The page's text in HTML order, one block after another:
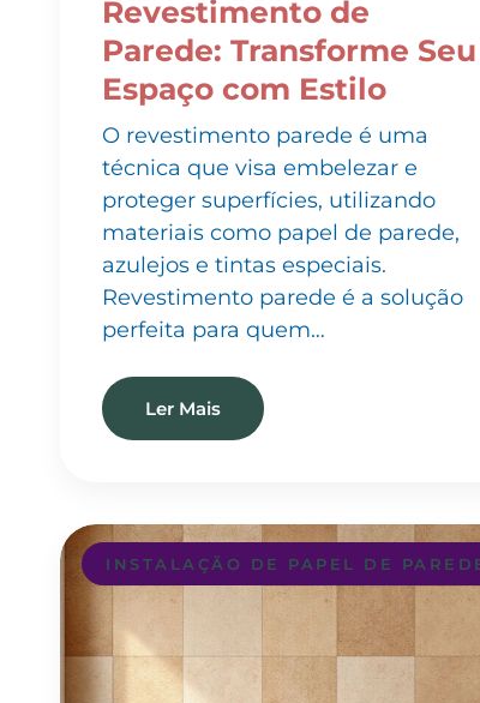
Parede: Transforme Seu
Espaço com Estilo
O revestimento parede é uma
técnica que visa embelezar e
proteger superfícies, utilizando
materiais como papel de parede,
azulejos e tintas especiais.
Revestimento parede é a solução
perfeita para quem…
Ler Mais
INSTALAÇÃO DE PAPEL DE PAREDE